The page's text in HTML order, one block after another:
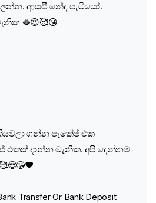
ආසයී නේද පැටියෝ.
🫦😍🥰😘
ගන්න පැකේජ් එක
එකක් දාන්න මැනික. අපි දෙන්නම
Transfer Or Bank Deposit